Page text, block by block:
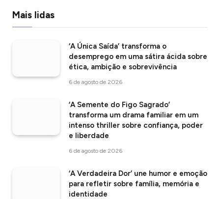
Mais lidas
‘A Única Saída’ transforma o
desemprego em uma sátira ácida sobre
ética, ambição e sobrevivência
6 de agosto de 2026
‘A Semente do Figo Sagrado’
transforma um drama familiar em um
intenso thriller sobre confiança, poder
e liberdade
6 de agosto de 2026
‘A Verdadeira Dor’ une humor e emoção
para refletir sobre família, memória e
identidade